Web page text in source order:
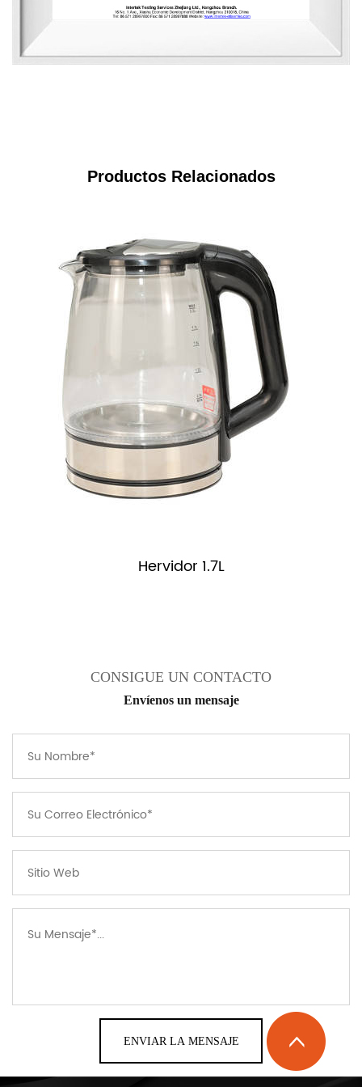
Productos Relacionados
Hervidor 1.7L
CONSIGUE UN CONTACTO
Envíenos un mensaje